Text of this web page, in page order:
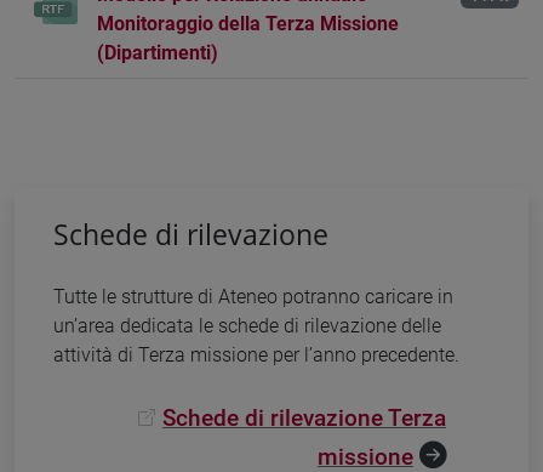
Monitoraggio della Terza Missione
(Dipartimenti)
Schede di rilevazione
Tutte le strutture di Ateneo potranno caricare in
un’area dedicata le schede di rilevazione delle
attività di Terza missione per l’anno precedente.
Schede di rilevazione Terza
missione